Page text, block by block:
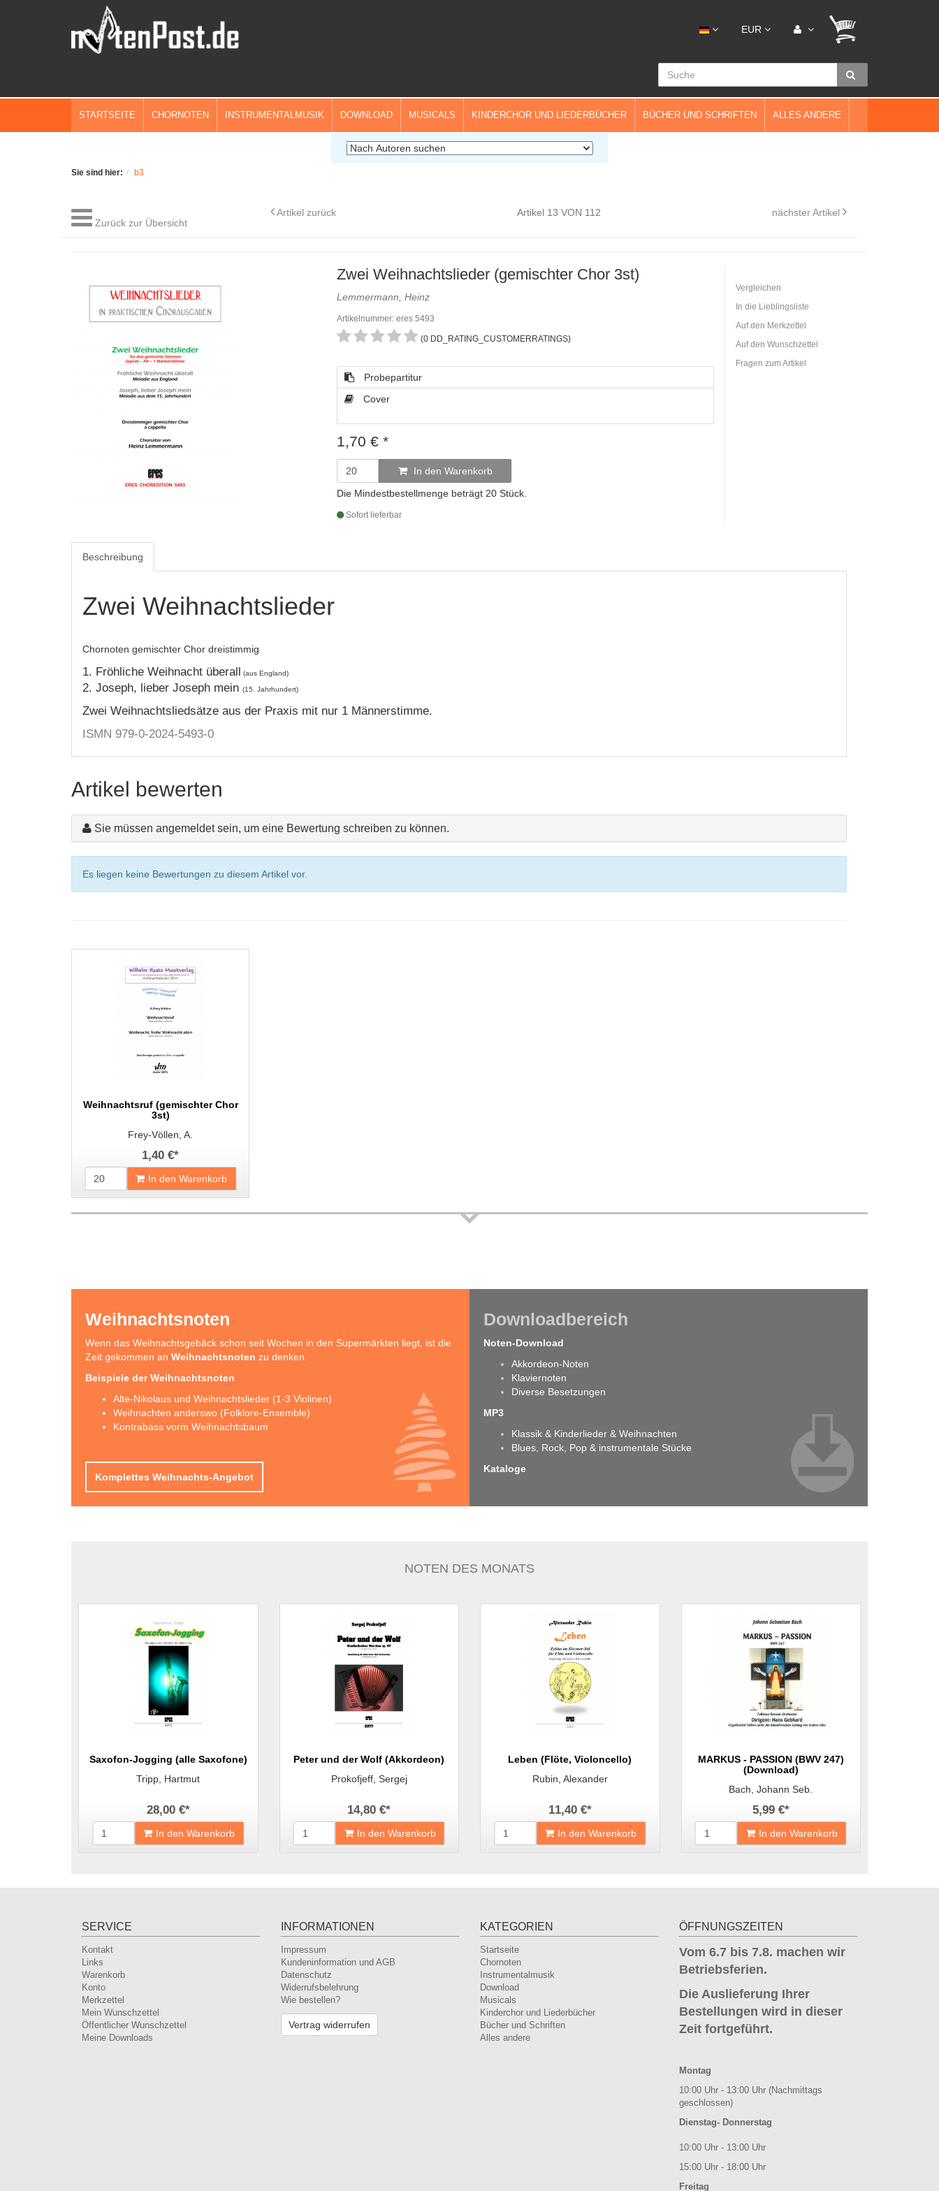
EUR
STARTSEITE CHORNOTEN INSTRUMENTALMUSIK DOWNLOAD MUSICALS KINDERCHOR UND LIEDERBÜCHER BÜCHER UND SCHRIFTEN ALLES ANDERE
Sie sind hier: b3
Zurück zur Übersicht
Artikel zurück Artikel 13 VON 112 nächster Artikel
Zwei Weihnachtslieder (gemischter Chor 3st)
Lemmermann, Heinz
Artikelnummer: eres 5493
(0 DD_RATING_CUSTOMERRATINGS)
Probepartitur
Cover
1,70 € *
In den Warenkorb
Die Mindestbestellmenge beträgt 20 Stück.
Sofort lieferbar
Vergleichen
In die Lieblingsliste
Auf den Merkzettel
Auf den Wunschzettel
Fragen zum Artikel
Beschreibung
Zwei Weihnachtslieder
Chornoten gemischter Chor dreistimmig
1. Fröhliche Weihnacht überall (aus England)
2. Joseph, lieber Joseph mein (15. Jahrhundert)
Zwei Weihnachtsliedsätze aus der Praxis mit nur 1 Männerstimme.
ISMN 979-0-2024-5493-0
Artikel bewerten
Sie müssen angemeldet sein, um eine Bewertung schreiben zu können.
Es liegen keine Bewertungen zu diesem Artikel vor.
Weihnachtsruf (gemischter Chor
3st)
Frey-Völlen, A.
1,40 €*
In den Warenkorb
Weihnachtsnoten
Wenn das Weihnachtsgebäck schon seit Wochen in den Supermärkten liegt, ist die
Zeit gekommen an Weihnachtsnoten zu denken.
Beispiele der Weihnachtsnoten
Alte-Nikolaus und Weihnachtslieder (1-3 Violinen)
Weihnachten anderswo (Folklore-Ensemble)
Kontrabass vorm Weihnachtsbaum
Komplettes Weihnachts-Angebot
Downloadbereich
Noten-Download
Akkordeon-Noten
Klaviernoten
Diverse Besetzungen
MP3
Klassik & Kinderlieder & Weihnachten
Blues, Rock, Pop & instrumentale Stücke
Kataloge
NOTEN DES MONATS
Saxofon-Jogging (alle Saxofone)
Tripp, Hartmut
28,00 €*
In den Warenkorb
Peter und der Wolf (Akkordeon)
Prokofjeff, Sergej
14,80 €*
In den Warenkorb
Leben (Flöte, Violoncello)
Rubin, Alexander
11,40 €*
In den Warenkorb
MARKUS - PASSION (BWV 247)
(Download)
Bach, Johann Seb.
5,99 €*
In den Warenkorb
SERVICE
Kontakt
Links
Warenkorb
Konto
Merkzettel
Mein Wunschzettel
Öffentlicher Wunschzettel
Meine Downloads
INFORMATIONEN
Impressum
Kundeninformation und AGB
Datenschutz
Widerrufsbelehrung
Wie bestellen?
Vertrag widerrufen
KATEGORIEN
Startseite
Chornoten
Instrumentalmusik
Download
Musicals
Kinderchor und Liederbücher
Bücher und Schriften
Alles andere
ÖFFNUNGSZEITEN
Vom 6.7 bis 7.8. machen wir
Betriebsferien.
Die Auslieferung Ihrer
Bestellungen wird in dieser
Zeit fortgeführt.
Montag
10:00 Uhr - 13:00 Uhr (Nachmittags
geschlossen)
Dienstag- Donnerstag
10:00 Uhr - 13:00 Uhr
15:00 Uhr - 18:00 Uhr
Freitag